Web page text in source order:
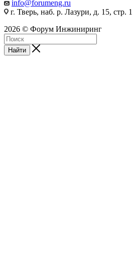
info@forumeng.ru
г. Тверь, наб. р. Лазури, д. 15, стр. 1
2026 © Форум Инжиниринг
Найти